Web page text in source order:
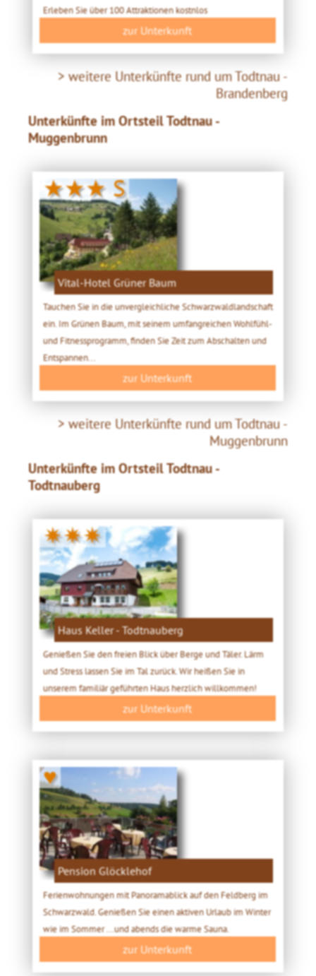
Erleben Sie über 100 Attraktionen kostnlos
zur Unterkunft
> weitere Unterkünfte rund um Todtnau -
Brandenberg
Unterkünfte im Ortsteil Todtnau -
Muggenbrunn
★★★ S
Vital-Hotel Grüner Baum
Tauchen Sie in die unvergleichliche Schwarzwaldlandschaft
ein. Im Grünen Baum, mit seinem umfangreichen Wohlfühl-
und Fitnessprogramm, finden Sie Zeit zum Abschalten und
Entspannen...
zur Unterkunft
> weitere Unterkünfte rund um Todtnau -
Muggenbrunn
Unterkünfte im Ortsteil Todtnau -
Todtnauberg
✷✷✷
Haus Keller - Todtnauberg
Genießen Sie den freien Blick über Berge und Täler. Lärm
und Stress lassen Sie im Tal zurück. Wir heißen Sie in
unserem familiär geführten Haus herzlich willkommen!
zur Unterkunft
♥
Pension Glöcklehof
Ferienwohnungen mit Panoramablick auf den Feldberg im
Schwarzwald. Genießen Sie einen aktiven Urlaub im Winter
wie im Sommer ...und abends die warme Sauna.
zur Unterkunft